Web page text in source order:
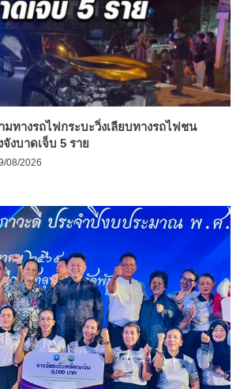
มทางรถไฟกระบะวิ่งเลียบทางรถไฟชน
งบาดเจ็บ 5 ราย
08/2026